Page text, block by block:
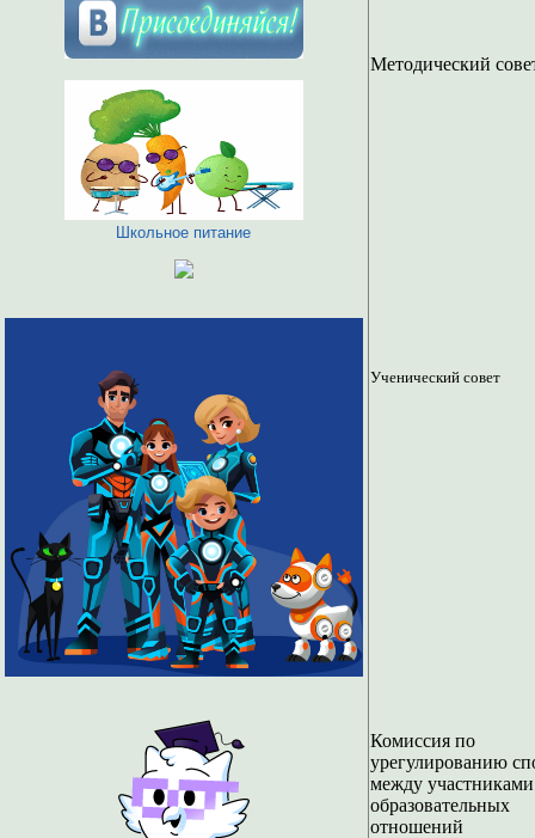
Школьное питание
Методический
Ученический совет
Комиссия по
урегулированию
между участниками
образовательных
отношений